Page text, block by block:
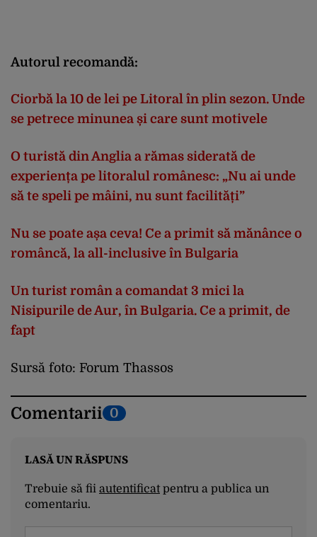
Autorul recomandă:
Ciorbă la 10 de lei pe Litoral în plin sezon. Unde
se petrece minunea și care sunt motivele
O turistă din Anglia a rămas siderată de
experiența pe litoralul românesc: „Nu ai unde
să te speli pe mâini, nu sunt facilități”
Nu se poate așa ceva! Ce a primit să mănânce o
româncă, la all-inclusive în Bulgaria
Un turist român a comandat 3 mici la
Nisipurile de Aur, în Bulgaria. Ce a primit, de
fapt
Sursă foto: Forum Thassos
Comentarii 0
LASĂ UN RĂSPUNS
Trebuie să fii autentificatpentru a publica un
comentariu.